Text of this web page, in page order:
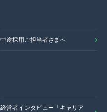
中途採用ご担当者さまへ
経営者インタビュー「キャリア